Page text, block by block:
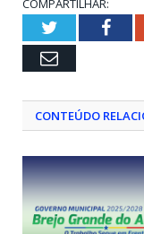
COMPARTILHAR:
Twitter
Email
CONTEÚDO